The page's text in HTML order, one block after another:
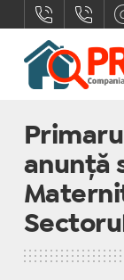
anunță